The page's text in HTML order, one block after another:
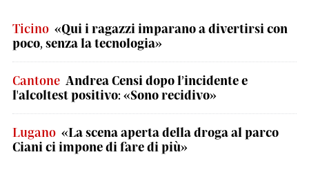
Ticino «Qui i ragazzi imparano a divertirsi con
poco, senza la tecnologia»
Cantone Andrea Censi dopo l’incidente e
l'alcoltest positivo: «Sono recidivo»
Lugano «La scena aperta della droga al parco
Ciani ci impone di fare di più»